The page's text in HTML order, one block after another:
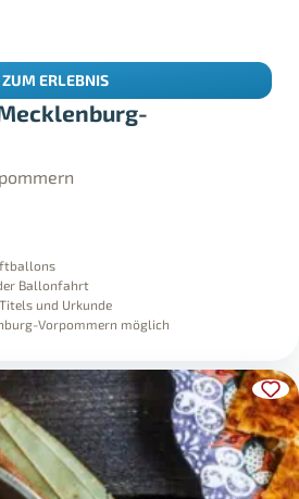
Ballonfahrt
und Urkunde
Vorpommern möglich
ZUM ERLEBNIS